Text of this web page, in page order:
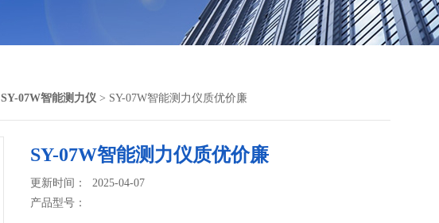
SY-07W智能测力仪 > SY-07W智能测力仪质优价廉
SY-07W智能测力仪质优价廉
更新时间： 2025-04-07
产品型号：